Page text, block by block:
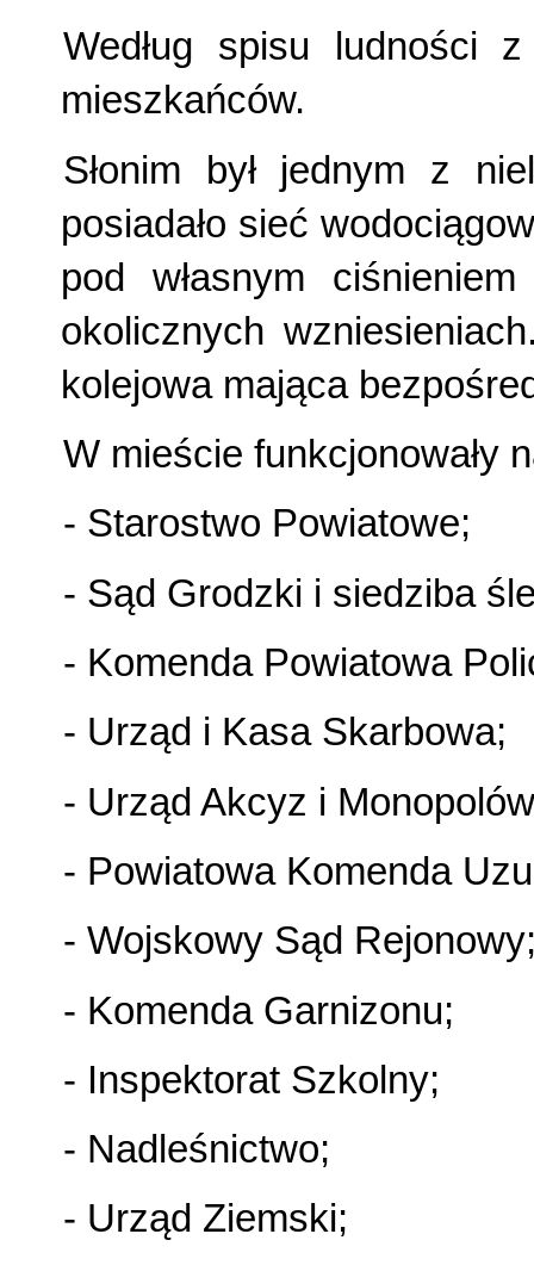
Według spisu ludności
mieszkańców.
Słonim był jednym z
posiadało sieć
pod własnym
okolicznych
kolejowa mająca
W mieście funkcjonowały
- Starostwo Powiatowe;
- Sąd Grodzki i siedziba
- Komenda Powiatowa
- Urząd i Kasa Skarbowa;
- Urząd Akcyz i
- Powiatowa Komenda
- Wojskowy Sąd
- Komenda Garnizonu;
- Inspektorat Szkolny;
- Nadleśnictwo;
- Urząd Ziemski;